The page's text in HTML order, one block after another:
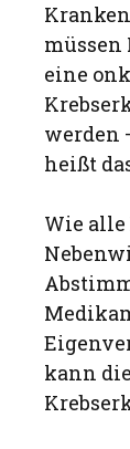
eine
werden
heißt
Wie
kann